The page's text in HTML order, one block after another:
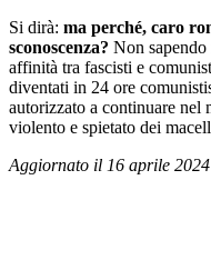
Si dirà: ma perché, caro
sconoscenza? Non
affinità tra fascisti e
diventati in 24 ore
autorizzato a continuare
violento e spietato dei
Aggiornato il 16 aprile